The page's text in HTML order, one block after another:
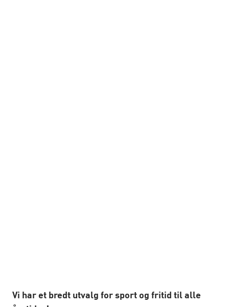
Vi har et bredt utvalg for sport og fritid til alle